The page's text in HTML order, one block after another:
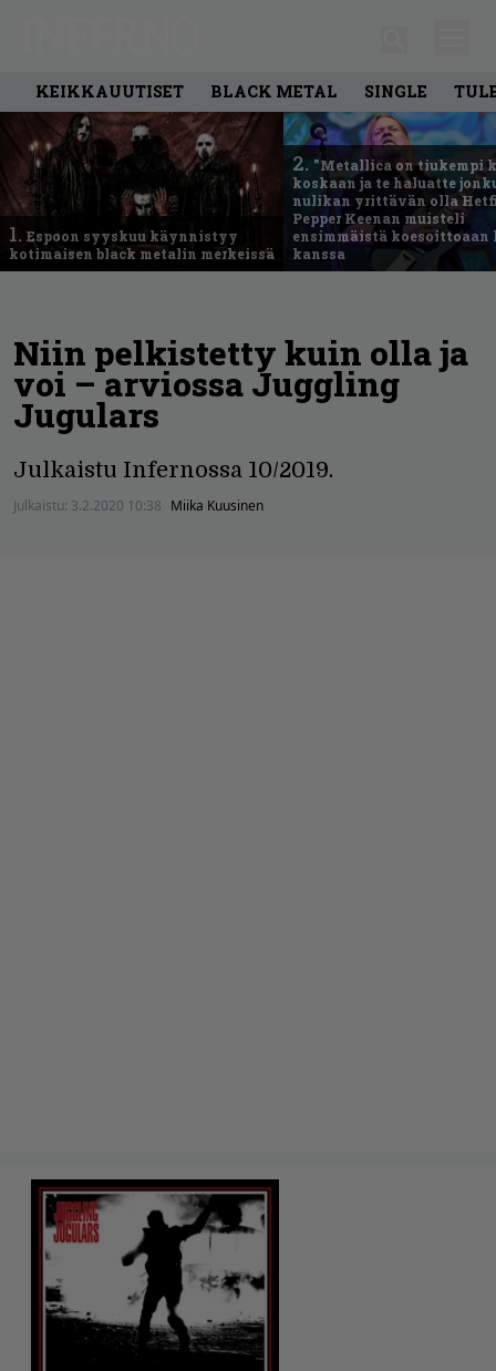
KEIKKAUUTISET BLACK METAL SINGLE
1. Espoon syyskuu käynnistyy
kotimaisen black metalin merkeissä
2. ”Metallica on tiukempi
koskaan ja te haluatte
nulikan yrittävän olla
Pepper Keenan muisteli
ensimmäistä
kanssa
Niin pelkistetty kuin olla ja
voi – arviossa Juggling
Jugulars
Julkaistu Infernossa 10/2019.
Julkaistu: 3.2.2020 10:38 Miika Kuusinen